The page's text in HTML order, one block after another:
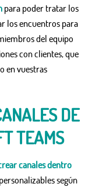
para poder tratar los
los encuentros para
del equipo
con clientes, que
en vuestras
DE
TEAMS
canales dentro
según